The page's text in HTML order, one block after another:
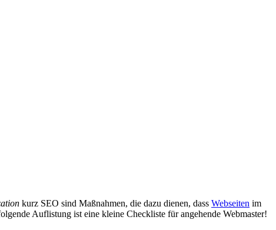
kurz SEO sind Maßnahmen, die dazu dienen, dass Webseiten im
Auflistung ist eine kleine Checkliste für angehende Webmaster!